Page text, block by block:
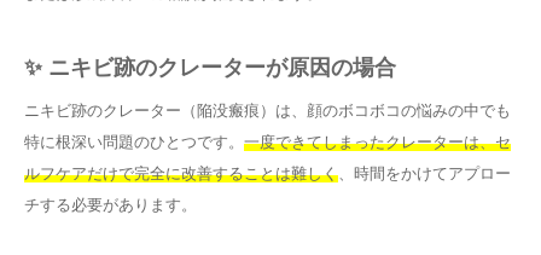
✨ ニキビ跡のクレーターが原因の場合
ニキビ跡のクレーター（陥没瘢痕）は、顔のボコボコの悩みの中でも
特に根深い問題のひとつです。 一度できてしまったクレーターは、セ
ルフケアだけで完全に改善することは難しく 、時間をかけてアプロー
チする必要があります。